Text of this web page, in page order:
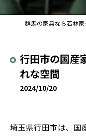
群馬の
行田市の国産
れな空間
2024/10/20
埼玉県行田市は、国